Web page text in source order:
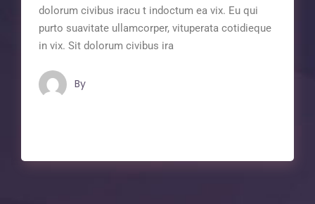
dolorum civibus iracu t indoctum ea vix. Eu qui
purto suavitate ullamcorper, vituperata cotidieque
in vix. Sit dolorum civibus ira
By